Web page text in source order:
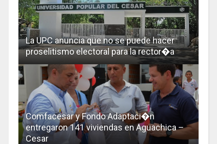
La UPC anuncia que no se puede hacer
proselitismo electoral para la rector�a
Comfacesar y Fondo Adaptaci�n
entregaron 141 viviendas en Aguachica –
Cesar